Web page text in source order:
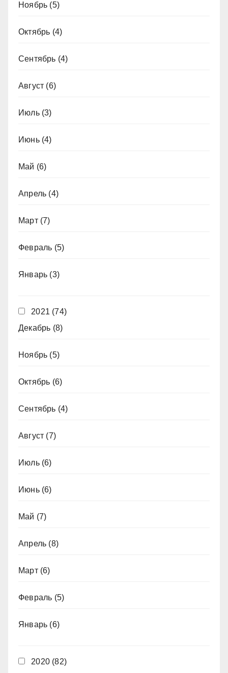
Ноябрь (5)
Октябрь (4)
Сентябрь (4)
Август (6)
Июль(3)
Июнь(4)
Май (6)
Апрель (4)
Март(7)
Февраль (5)
Январь (3)
2021 (74)
Декабрь (8)
Ноябрь (5)
Октябрь (6)
Сентябрь (4)
Август (7)
Июль(6)
Июнь(6)
Май (7)
Апрель (8)
Март(6)
Февраль (5)
Январь (6)
2020 (82)